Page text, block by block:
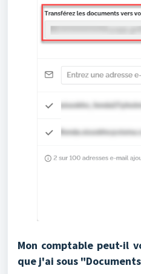
Mon comptable peut-il
que j'ai sous